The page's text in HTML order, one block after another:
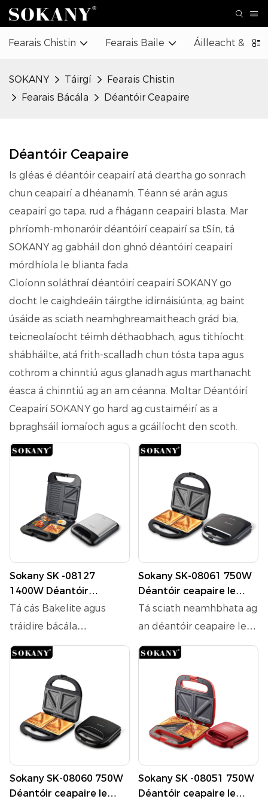
Fearais Chistin Fearais Baile Áilleacht &
SOKANY Táirgí
Fearais Chistin
Fearais Bácála
Déantóir Ceapaire
Déantóir Ceapaire
Is gléas é déantóir ceapairí atá deartha go sonrach
chun ceapairí a dhéanamh. Téann sé arán agus
ceapairí go tapa, rud a fhágann ceapairí blasta. Mar
phríomh-mhonaróir déantóirí ceapairí sa tSín, tá
SOKANY ag gabháil don ghnó déantóirí ceapairí
mórdhíola le blianta fada.
Cloíonn soláthraí déantóirí ceapairí SOKANY go
docht le caighdeáin táirgthe idirnáisiúnta, ag baint
úsáide as sciath neamhghreamaitheach grád bia,
teicneolaíocht téimh déthaobhach, agus tithíocht
shábháilte, atá frith-scalladh chun tósta tapa agus
cothrom a chinntiú agus glanadh agus marthanacht
éasca á chinntiú ag an am céanna. Moltar Déantóirí
Ceapairí SOKANY go hard ag custaiméirí as a
bpraghsáil iomaíoch agus a gcáilíocht den scoth.
Sokany SK -08127
1400W Déantóir
Bricfeasta le Bakelite
Housing and Die -
Teilgthe Cumhdach
Tá cás Bakelite agus
tráidire bácála
alúmanaim atá brataithe
le Teflon le haghaidh
áise neamhbhata sa
déantóir bricfeasta seo,
le cumhacht 1400W.
Cinntíonn a
theicneolaíocht téimh
crispy go cothrom, agus
Sokany SK-08061 750W
Déantóir ceapaire le
sciath neamhbhata agus
comhlacht plaisteach
aghaidh teasa
Tá sciath neamhbhata ag
an déantóir ceapaire le
haghaidh scaoileadh bia
gan dua agus glanadh
éasca. Cinntíonn a chorp
plaisteach atá
frithsheasmhach in
aghaidh teasa
sábháilteacht le linn
le himeacht ama. Tá
Sokany SK-08060 750W
Déantóir ceapaire le
Sokany SK -08051 750W
Déantóir ceapaire le